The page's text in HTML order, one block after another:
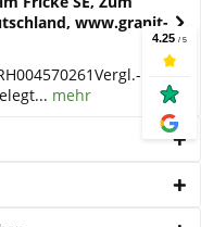
www.granit-
Nr.:
mehr